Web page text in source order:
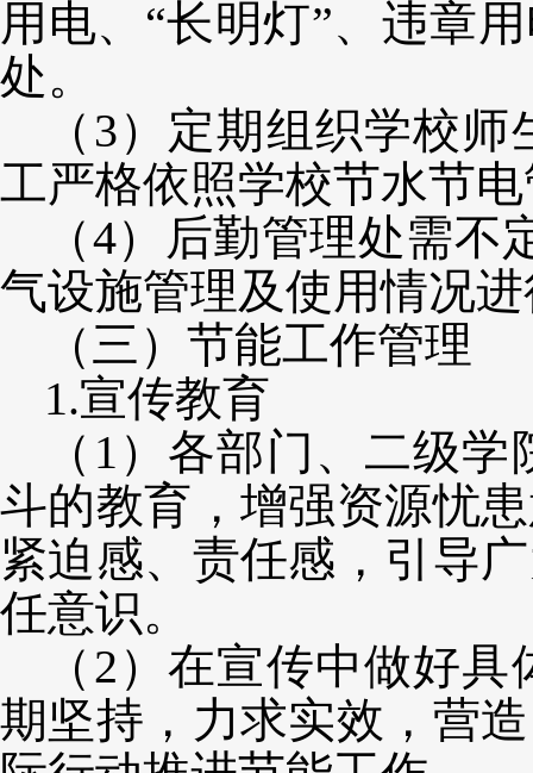
用电、“长明灯”、违章
处。
（ 3）定期组织学校
工严格依照学校节水节
（4）后勤管理处需不
气设施管理及使用情况
（三）节能工作管理
1.宣传教育
（ 1）各部门、二级
斗的教育，增强资源忧
紧迫感、责任感，引导
任意识。
（ 2）在宣传中做好
期坚持，力求实效，营